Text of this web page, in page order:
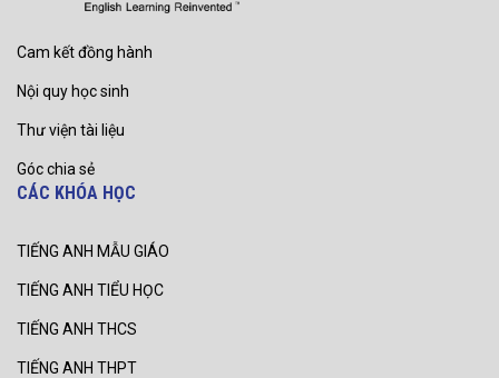
Cam kết đồng hành
Nội quy học sinh
Thư viện tài liệu
Góc chia sẻ
CÁC KHÓA HỌC
TIẾNG ANH MẪU GIÁO
TIẾNG ANH TIỂU HỌC
TIẾNG ANH THCS
TIẾNG ANH THPT